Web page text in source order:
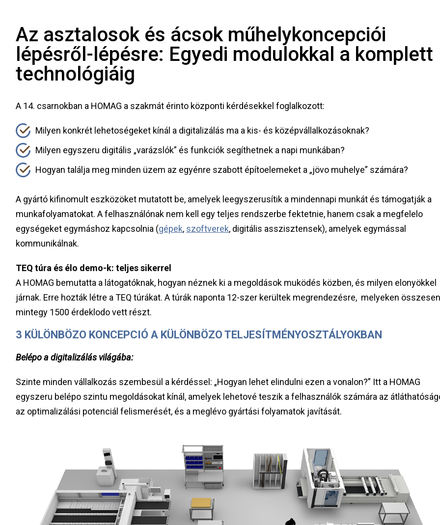
Az asztalosok és ácsok műhelykoncepciói
lépésről-lépésre: Egyedi modulokkal a komplett
technológiáig
A 14. csarnokban a HOMAG a szakmát érinto központi kérdésekkel foglalkozott:
Milyen konkrét lehetoségeket kínál a digitalizálás ma a kis- és középvállalkozásoknak?
Milyen egyszeru digitális „varázslók” és funkciók segíthetnek a napi munkában?
Hogyan találja meg minden üzem az egyénre szabott építoelemeket a „jövo muhelye” számára?
A gyártó kifinomult eszközöket mutatott be, amelyek leegyszerusítik a mindennapi munkát és támogatják a
munkafolyamatokat. A felhasználónak nem kell egy teljes rendszerbe fektetnie, hanem csak a megfelelo
egységeket egymáshoz kapcsolnia (gépek, szoftverek, digitális asszisztensek), amelyek egymással
kommunikálnak.
TEQ túra és élo demo-k: teljes sikerrel
A HOMAG bemutatta a látogatóknak, hogyan néznek ki a megoldások muködés közben, és milyen elonyökkel
járnak. Erre hozták létre a TEQ túrákat. A túrák naponta 12-szer kerültek megrendezésre, melyeken összesen
mintegy 1500 érdeklodo vett részt.
3 KÜLÖNBÖZO KONCEPCIÓ A KÜLÖNBÖZO TELJESÍTMÉNYOSZTÁLYOKBAN
Belépo a digitalizálás világába:
Szinte minden vállalkozás szembesül a kérdéssel: „Hogyan lehet elindulni ezen a vonalon?” Itt a HOMAG
egyszeru belépo szintu megoldásokat kínál, amelyek lehetové teszik a felhasználók számára az
az optimalizálási potenciál felismerését, és a meglévo gyártási folyamatok javítását.